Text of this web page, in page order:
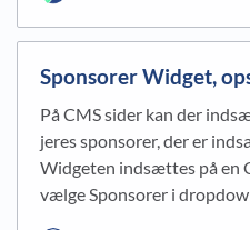
Sponsorer Widget,
På CMS sider kan der
jeres sponsorer, der er
Widgeten indsættes på en
vælge Sponsorer i